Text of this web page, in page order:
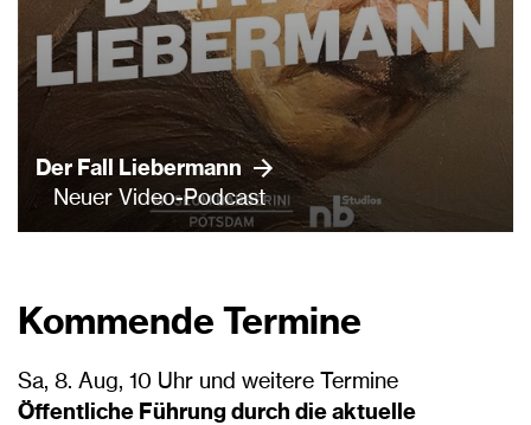
Der Fall Liebermann
Neuer Video-Podcast
Kommende Termine
Sa, 8. Aug, 10 Uhr und weitere Termine
Öffentliche Führung durch die aktuelle